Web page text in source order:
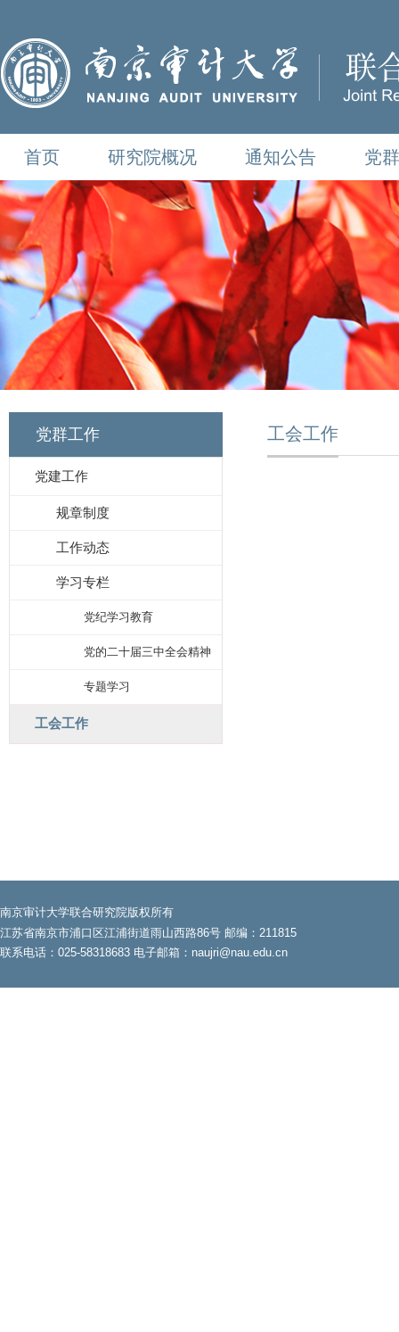
首页 研究院概况 通知公告 党
党群工作
党建工作
规章制度
工作动态
学习专栏
党纪学习教育
党的二十届三中全会精神
专题学习
工会工作
工会工作
南京审计大学联合研究院版权所有
江苏省南京市浦口区江浦街道雨山西路86号 邮编：211815
联系电话：025-58318683 电子邮箱：naujri@nau.edu.cn